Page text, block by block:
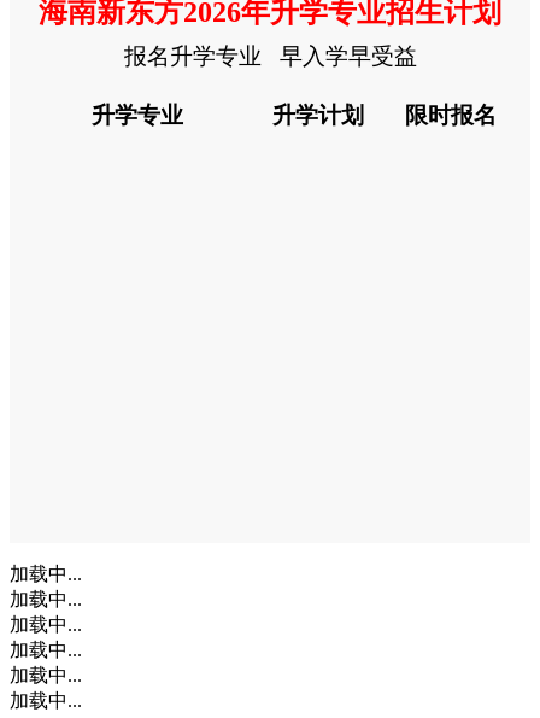
海南新东方2026年升学专业招生计划
报名升学专业 早入学早受益
升学专业 升学计划 限时报名
加载中...
加载中...
加载中...
加载中...
加载中...
加载中...